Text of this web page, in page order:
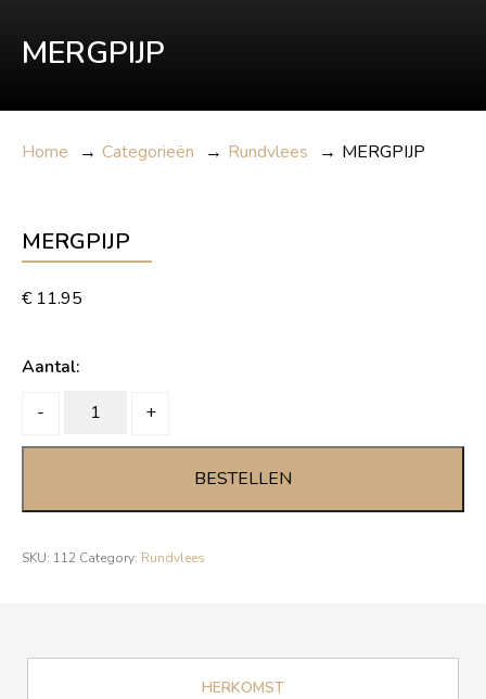
MERGPIJP
Home → Categorieën → Rundvlees → MERGPIJP
MERGPIJP
€ 11.95
Aantal:
-
MERGPIJP +
BESTELLEN
SKU: 112 Category: Rundvlees
HERKOMST